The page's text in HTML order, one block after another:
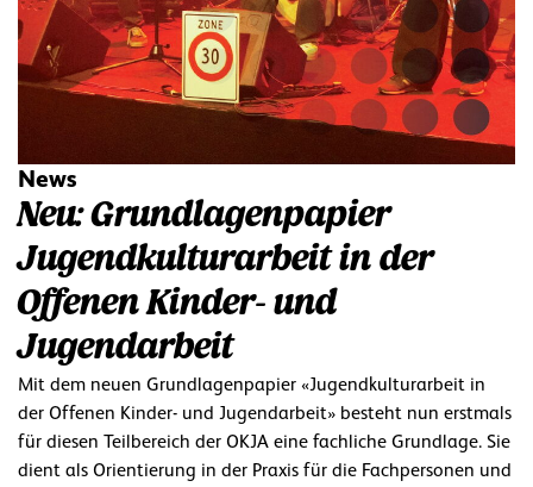
News
Neu: Grundlagenpapier
Jugendkulturarbeit in der
Offenen Kinder- und
Jugendarbeit
Mit dem neuen Grundlagenpapier «Jugendkulturarbeit in
der Offenen Kinder- und Jugendarbeit» besteht nun erstmals
für diesen Teilbereich der OKJA eine fachliche Grundlage. Sie
dient als Orientierung in der Praxis für die Fachpersonen und